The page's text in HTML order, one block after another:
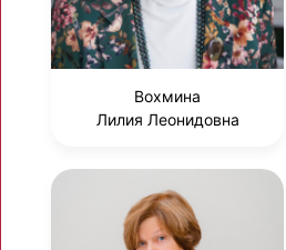
Вохмина
Лилия Леонидовна